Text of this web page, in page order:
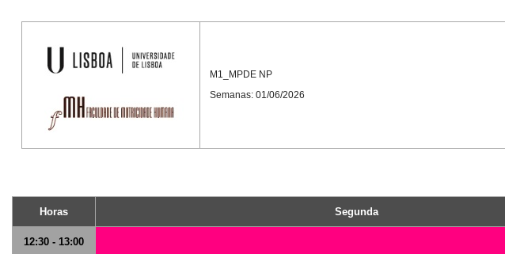
M1_MPDE NP
Semanas: 01/06/2026
Horas Segunda
12:30 - 13:00